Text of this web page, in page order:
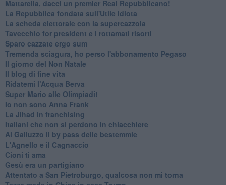
Mattarella, dacci un premier Real Repubblicano!
La Repubblica fondata sull'Utile Idiota
La scheda elettorale con la supercazzola
Tavecchio for president e i rottamati risorti
Sparo cazzate ergo sum
Tremenda sciagura, ho perso l'abbonamento Pegaso
Il giorno del Non Natale
Il blog di fine vita
​Ridatemi l’Acqua Berva
Super Mario alle Olimpiadi!
Io non sono Anna Frank
​La Jihad in franchising
Italiani che non si perdono in chiacchiere
Al Galluzzo il by pass delle bestemmie
L'Agnello e il Cagnaccio
Cioni ti ama
​Gesù era un partigiano
Attentato a San Pietroburgo, qualcosa non mi torna